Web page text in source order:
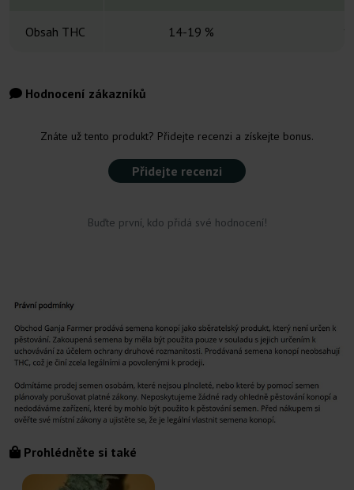
Obsah THC 14-19 %
Hodnocení zákazníků
Znáte už tento produkt? Přidejte recenzi a získejte bonus.
Přidejte recenzi
Buďte první, kdo přidá své hodnocení!
Prohlédněte si také